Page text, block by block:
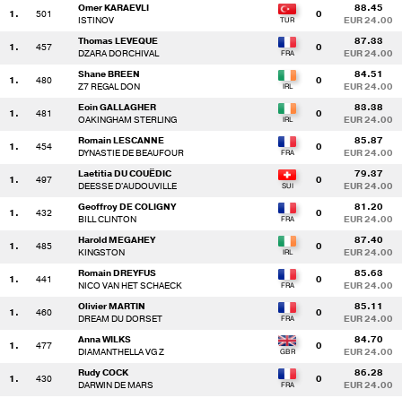
1. 501
Omer KARAEVLI
ISTINOV
0
88.45
EUR 24.00
1. 457
Thomas LEVEQUE
DZARA DORCHIVAL
0
87.33
EUR 24.00
1. 480
Shane BREEN
Z7 REGAL DON
0
84.51
EUR 24.00
1. 481
Eoin GALLAGHER
OAKINGHAM STERLING
0
83.38
EUR 24.00
1. 454
Romain LESCANNE
DYNASTIE DE BEAUFOUR
0
85.87
EUR 24.00
1. 497
Laetitia DU COUËDIC
DEESSE D'AUDOUVILLE
0
79.37
EUR 24.00
1. 432
Geoffroy DE COLIGNY
BILL CLINTON
0
81.20
EUR 24.00
1. 485
Harold MEGAHEY
KINGSTON
0
87.40
EUR 24.00
1. 441
Romain DREYFUS
NICO VAN HET SCHAECK
0
85.63
EUR 24.00
1. 460
Olivier MARTIN
DREAM DU DORSET
0
85.11
EUR 24.00
1. 477
Anna WILKS
DIAMANTHELLA VG Z
0
84.70
EUR 24.00
1. 430
Rudy COCK
DARWIN DE MARS
0
86.28
EUR 24.00